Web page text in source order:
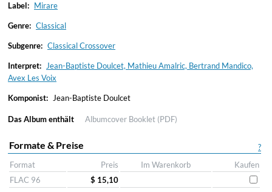
Label: Mirare
Genre: Classical
Subgenre: Classical Crossover
Interpret:
Jean-Baptiste Doulcet, Mathieu Amalric, Bertrand Mandico,
Avex Les Voix
Komponist: Jean-Baptiste Doulcet
Das Album enthält Albumcover Booklet (PDF)
?
Formate & Preise
Format Preis Im Warenkorb
Kaufen
FLAC 96
$ 15,10